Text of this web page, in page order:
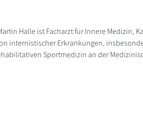
Halle ist Facharzt für Innere Medizin,
internistischer Erkrankungen,
Sportmedizin an der